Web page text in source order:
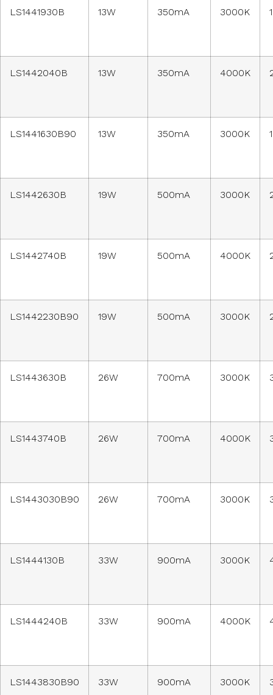
LS1441930B 13W 350mA 3000K
LS1442040B 13W 350mA 4000K
LS1441630B90 13W 350mA 3000K
LS1442630B 19W 500mA 3000K
LS1442740B 19W 500mA 4000K
LS1442230B90 19W 500mA 3000K
LS1443630B 26W 700mA 3000K
LS1443740B 26W 700mA 4000K
LS1443030B90 26W 700mA 3000K
LS1444130B 33W 900mA 3000K
LS1444240B 33W 900mA 4000K
LS1443830B90 33W 900mA 3000K